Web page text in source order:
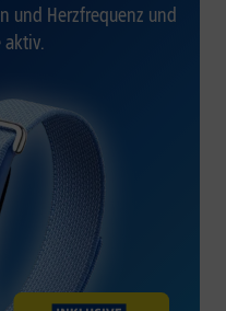
und Herzfrequenz und
aktiv.